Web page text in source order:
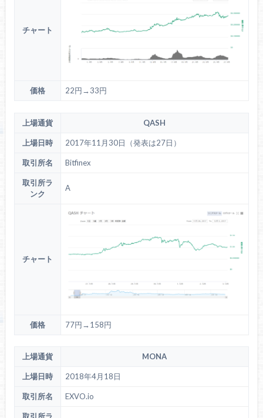
チャート
価格 22円→33円
上場通貨 QASH
上場日時 2017年11月30日（発表は27日）
取引所名 Bitfinex
取引所ラ
ンク
A
チャート
価格 77円→158円
上場通貨 MONA
上場日時 2018年4月18日
取引所名 EXVO.io